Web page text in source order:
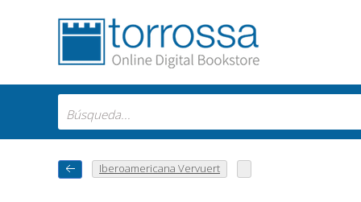
Iberoamericana Vervuert